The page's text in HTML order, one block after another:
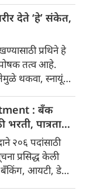
पर्याय आहे. हे
५ ते १० मिनिटे
दिवसभर
देते ‘हे’ संकेत,
प्रथिने हे
तत्व आहे.
थकवा, स्नायूंचा
यांसारख्या
: बँक
पात्रता
२०६ पदांसाठी
प्रसिद्ध केली
आयटी, डेटा